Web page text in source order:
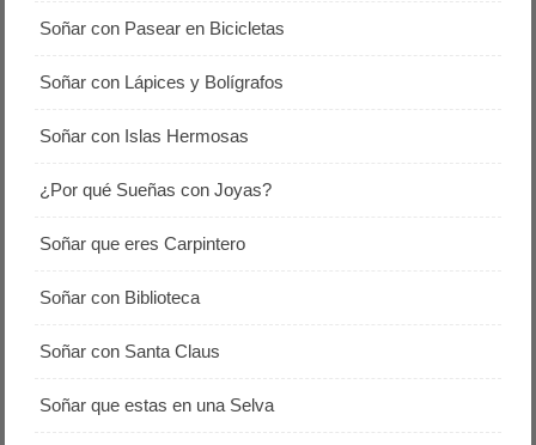
Soñar con Pasear en Bicicletas
Soñar con Lápices y Bolígrafos
Soñar con Islas Hermosas
¿Por qué Sueñas con Joyas?
Soñar que eres Carpintero
Soñar con Biblioteca
Soñar con Santa Claus
Soñar que estas en una Selva